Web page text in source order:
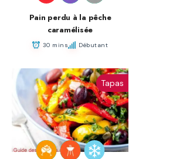
Pain perdu à la pêche
caramélisée
30 mins Débutant
Tapas